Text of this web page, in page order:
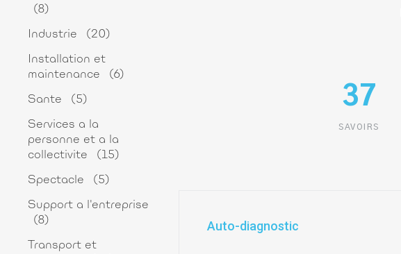
37
SAVOIRS
Auto-diagnostic
(8)
Industrie (20)
Installation et
maintenance
(6)
Sante (5)
Services a la
personne et a la
collectivite
(15)
Spectacle (5)
Support a l'entreprise
(8)
Transport et